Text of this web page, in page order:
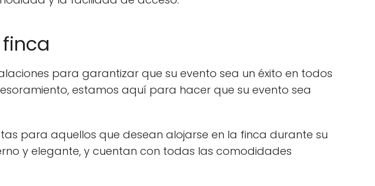
para garantizar que su evento sea un éxito en todos
estamos aquí para hacer que su evento sea
para aquellos que desean alojarse en la finca durante su
y elegante, y cuentan con todas las comodidades